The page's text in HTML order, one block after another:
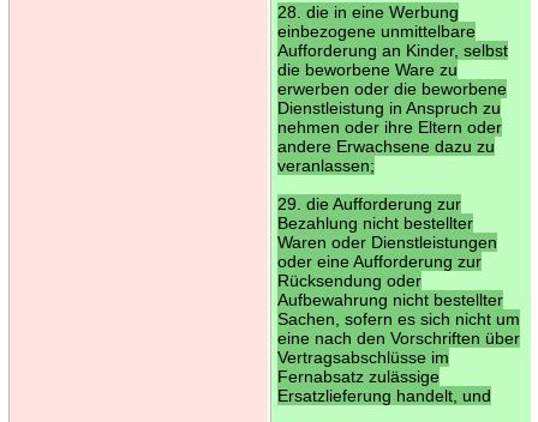
28. die in eine Werbung
einbezogene unmittelbare
Aufforderung an Kinder, selbst
die beworbene Ware zu
erwerben oder die beworbene
Dienstleistung in Anspruch zu
nehmen oder ihre Eltern oder
andere Erwachsene dazu zu
veranlassen;
29. die Aufforderung zur
Bezahlung nicht bestellter
Waren oder Dienstleistungen
oder eine Aufforderung zur
Rücksendung oder
Aufbewahrung nicht bestellter
Sachen, sofern es sich nicht um
eine nach den Vorschriften über
Vertragsabschlüsse im
Fernabsatz zulässige
Ersatzlieferung handelt, und